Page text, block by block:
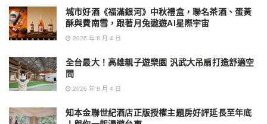
城市好酒《福滿銀河》中秋禮盒，聯名茶酒、蛋黃
酥與費南雪，跟著月兔遨遊AI星際宇宙
2026 年 8 月 4 日
全台最大！高雄親子遊樂園 汎武大吊扇打造舒適空
間
2026 年 8 月 4 日
知本金聯世紀酒店正版授權主題房好評延長至年底